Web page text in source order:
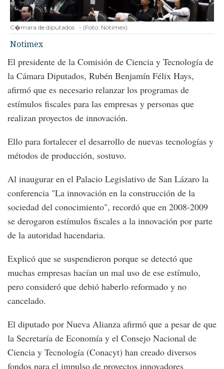
C�mara de diputados - (Foto: Notimex)
Notimex
El presidente de la Comisión de Ciencia y Tecnología de
la Cámara Diputados, Rubén Benjamín Félix Hays,
afirmó que es necesario relanzar los programas de
estímulos fiscales para las empresas y personas que
realizan proyectos de innovación.
Ello para fortalecer el desarrollo de nuevas tecnologías y
métodos de producción, sostuvo.
Al inaugurar en el Palacio Legislativo de San Lázaro la
conferencia "La innovación en la construcción de la
sociedad del conocimiento", recordó que en 2008-2009
se derogaron estímulos fiscales a la innovación por parte
de la autoridad hacendaria.
Explicó que se suspendieron porque se detectó que
muchas empresas hacían un mal uso de ese estímulo,
pero consideró que debió haberlo reformado y no
cancelado.
El diputado por Nueva Alianza afirmó que a pesar de que
la Secretaría de Economía y el Consejo Nacional de
Ciencia y Tecnología (Conacyt) han creado diversos
fondos para el impulso de proyectos innovadores